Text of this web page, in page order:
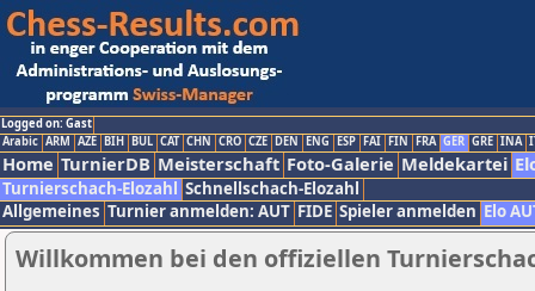
Logged on: Gast
Arabic ARM AZE BIH BUL CAT CHN CRO CZE DEN ENG ESP FAI FIN FRA GER GRE INA
Home TurnierDB Meisterschaft Foto-Galerie Meldekartei
Turnierschach-Elozahl Schnellschach-Elozahl
Allgemeines Turnier anmelden: AUT FIDE Spieler anmelden Elo
Willkommen bei den offiziellen